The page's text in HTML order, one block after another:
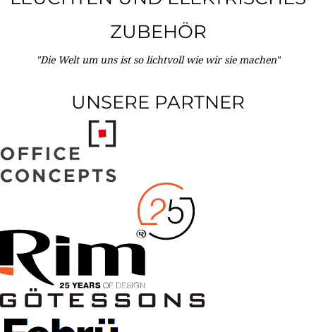
ZUBEHÖR
"Die Welt um uns ist so lichtvoll wie wir sie machen"
UNSERE PARTNER